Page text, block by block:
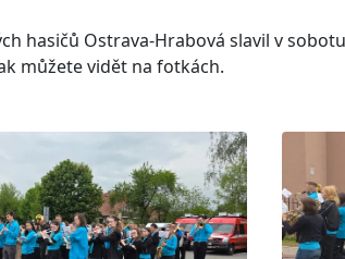
hasičů Ostrava-Hrabová slavil v
můžete vidět na fotkách.